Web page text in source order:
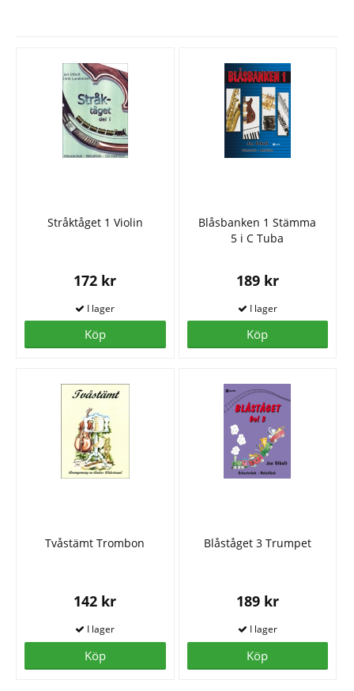
Stråktåget 1 Violin
172 kr
Köp
Blåsbanken 1 Stämma
5 i C Tuba
189 kr
Köp
Tvåstämt Trombon
142 kr
Köp
Blåståget 3 Trumpet
189 kr
Köp